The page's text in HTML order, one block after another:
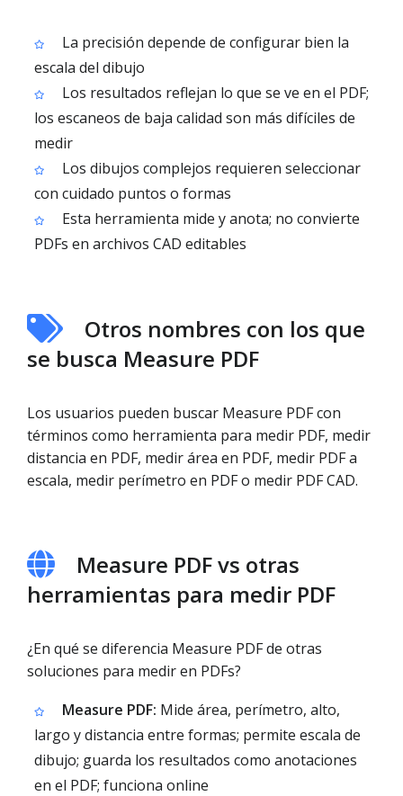
La precisión depende de configurar bien la
escala del dibujo
Los resultados reflejan lo que se ve en el PDF;
los escaneos de baja calidad son más difíciles de
medir
Los dibujos complejos requieren seleccionar
con cuidado puntos o formas
Esta herramienta mide y anota; no convierte
PDFs en archivos CAD editables
Otros nombres con los que
se busca Measure PDF
Los usuarios pueden buscar Measure PDF con
términos como herramienta para medir PDF, medir
distancia en PDF, medir área en PDF, medir PDF a
escala, medir perímetro en PDF o medir PDF CAD.
Measure PDF vs otras
herramientas para medir PDF
¿En qué se diferencia Measure PDF de otras
soluciones para medir en PDFs?
Measure PDF: Mide área, perímetro, alto,
largo y distancia entre formas; permite escala de
dibujo; guarda los resultados como anotaciones
en el PDF; funciona online